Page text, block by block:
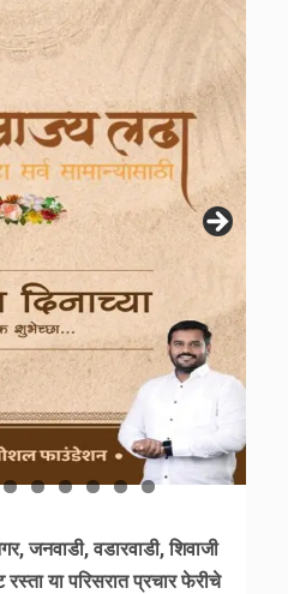
जनवाडी, वडारवाडी, शिवाजी
रस्ता या परिसरात प्रचार फेरीचे